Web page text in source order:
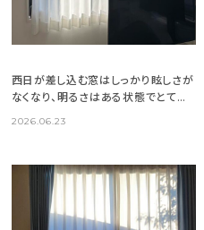
西日が差し込む窓はしっかり眩しさが
なくなり、明るさはある状態でとても
2026.06.23